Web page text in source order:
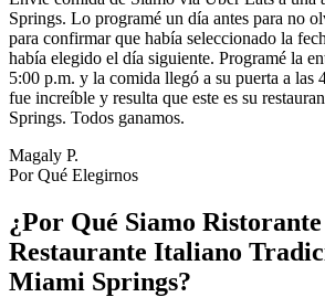
Springs. Lo programé un día antes para no
para confirmar que había seleccionado la
había elegido el día siguiente. Programé la
5:00 p.m. y la comida llegó a su puerta a las
fue increíble y resulta que este es su
Springs. Todos ganamos.
Magaly P.
Por Qué Elegirnos
¿Por Qué Siamo
Restaurante Italiano
Miami Springs?